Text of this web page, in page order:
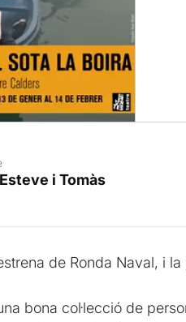
i Tomàs
de Ronda Naval, i
bona col·lecció de